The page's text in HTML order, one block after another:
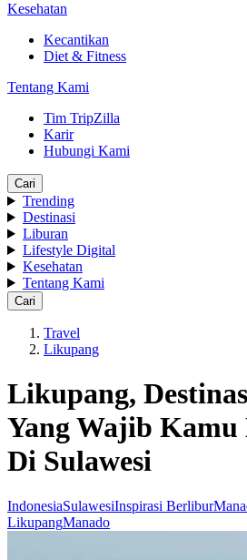
Kesehatan
Kecantikan
Diet & Fitness
Tentang Kami
Tim TripZilla
Karir
Hubungi Kami
Cari
Trending
Destinasi
Liburan
Lifestyle Digital
Kesehatan
Tentang Kami
Cari
Travel
Likupang
Likupang,
Yang Wajib
Di Sulawesi
IndonesiaSulawesiInspirasi Berlibur
LikupangManado